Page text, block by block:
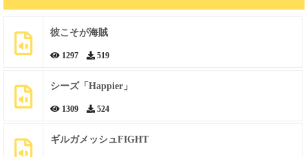
彼こそが海賊
1297 519
シーズ「Happier」
1309 524
ギルガメッシュFIGHT